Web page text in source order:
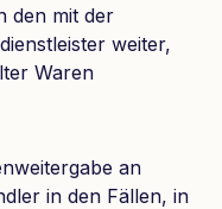
den mit der
weiter,
Waren
an
in den Fällen, in